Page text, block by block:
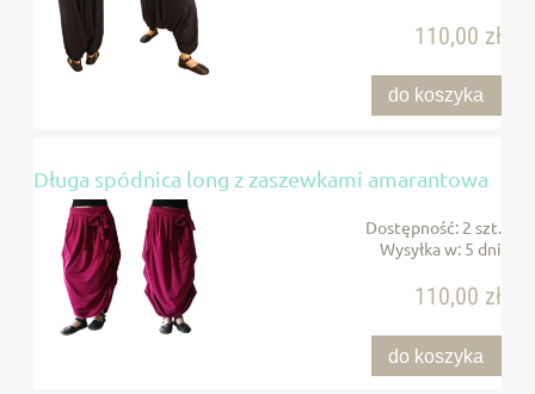
110,00 zł
do koszyka
Długa spódnica long z zaszewkami amarantowa
Dostępność: 2 szt.
Wysyłka w: 5 dni
110,00 zł
do koszyka